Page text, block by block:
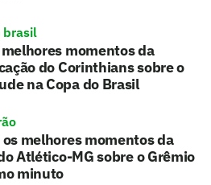
brasil
melhores momentos da
do Corinthians sobre o
na Copa do Brasil
melhores momentos da
Atlético-MG sobre o Grêmio
minuto